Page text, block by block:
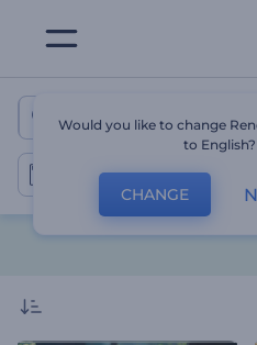
متحركة
Would you like to change
to English?
CHANGE